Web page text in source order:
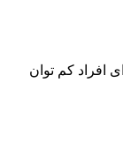
افراد کم توان